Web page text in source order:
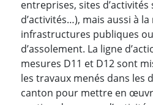
entreprises, sites
d’activités…), mais aussi à
infrastructures publiques
d’assolement. La ligne
mesures D11 et D12 sont
les travaux menés dans les
canton pour mettre en